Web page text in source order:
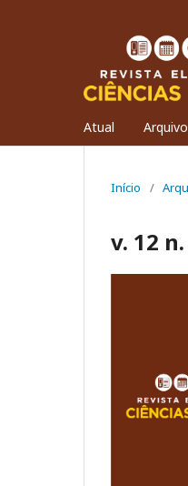
Atual
Início /
v. 12